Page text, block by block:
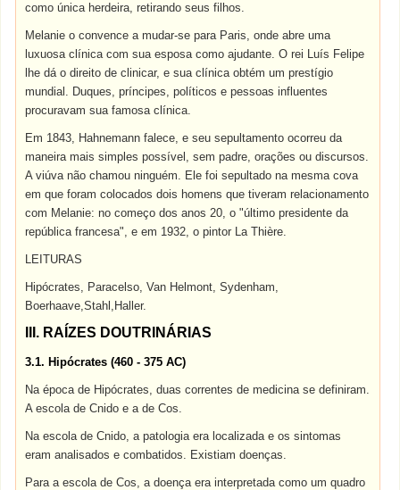
como única herdeira, retirando seus filhos.
Melanie o convence a mudar-se para Paris, onde abre uma
luxuosa clínica com sua esposa como ajudante. O rei Luís Felipe
lhe dá o direito de clinicar, e sua clínica obtém um prestígio
mundial. Duques, príncipes, políticos e pessoas influentes
procuravam sua famosa clínica.
Em 1843, Hahnemann falece, e seu sepultamento ocorreu da
maneira mais simples possível, sem padre, orações ou discursos.
A viúva não chamou ninguém. Ele foi sepultado na mesma cova
em que foram colocados dois homens que tiveram relacionamento
com Melanie: no começo dos anos 20, o "último presidente da
república francesa", e em 1932, o pintor La Thière.
LEITURAS
Hipócrates, Paracelso, Van Helmont, Sydenham,
Boerhaave,Stahl,Haller.
III. RAÍZES DOUTRINÁRIAS
3.1. Hipócrates (460 - 375 AC)
Na época de Hipócrates, duas correntes de medicina se definiram.
A escola de Cnido e a de Cos.
Na escola de Cnido, a patologia era localizada e os sintomas
eram analisados e combatidos. Existiam doenças.
Para a escola de Cos, a doença era interpretada como um quadro